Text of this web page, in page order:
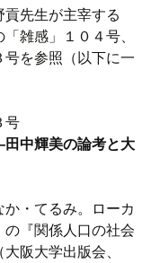
先生が主宰する
雑感」１０４号、
号を参照（以下に一
号
中輝美の論考と大
・てるみ。ローカ
『関係人口の社会
阪大学出版会、